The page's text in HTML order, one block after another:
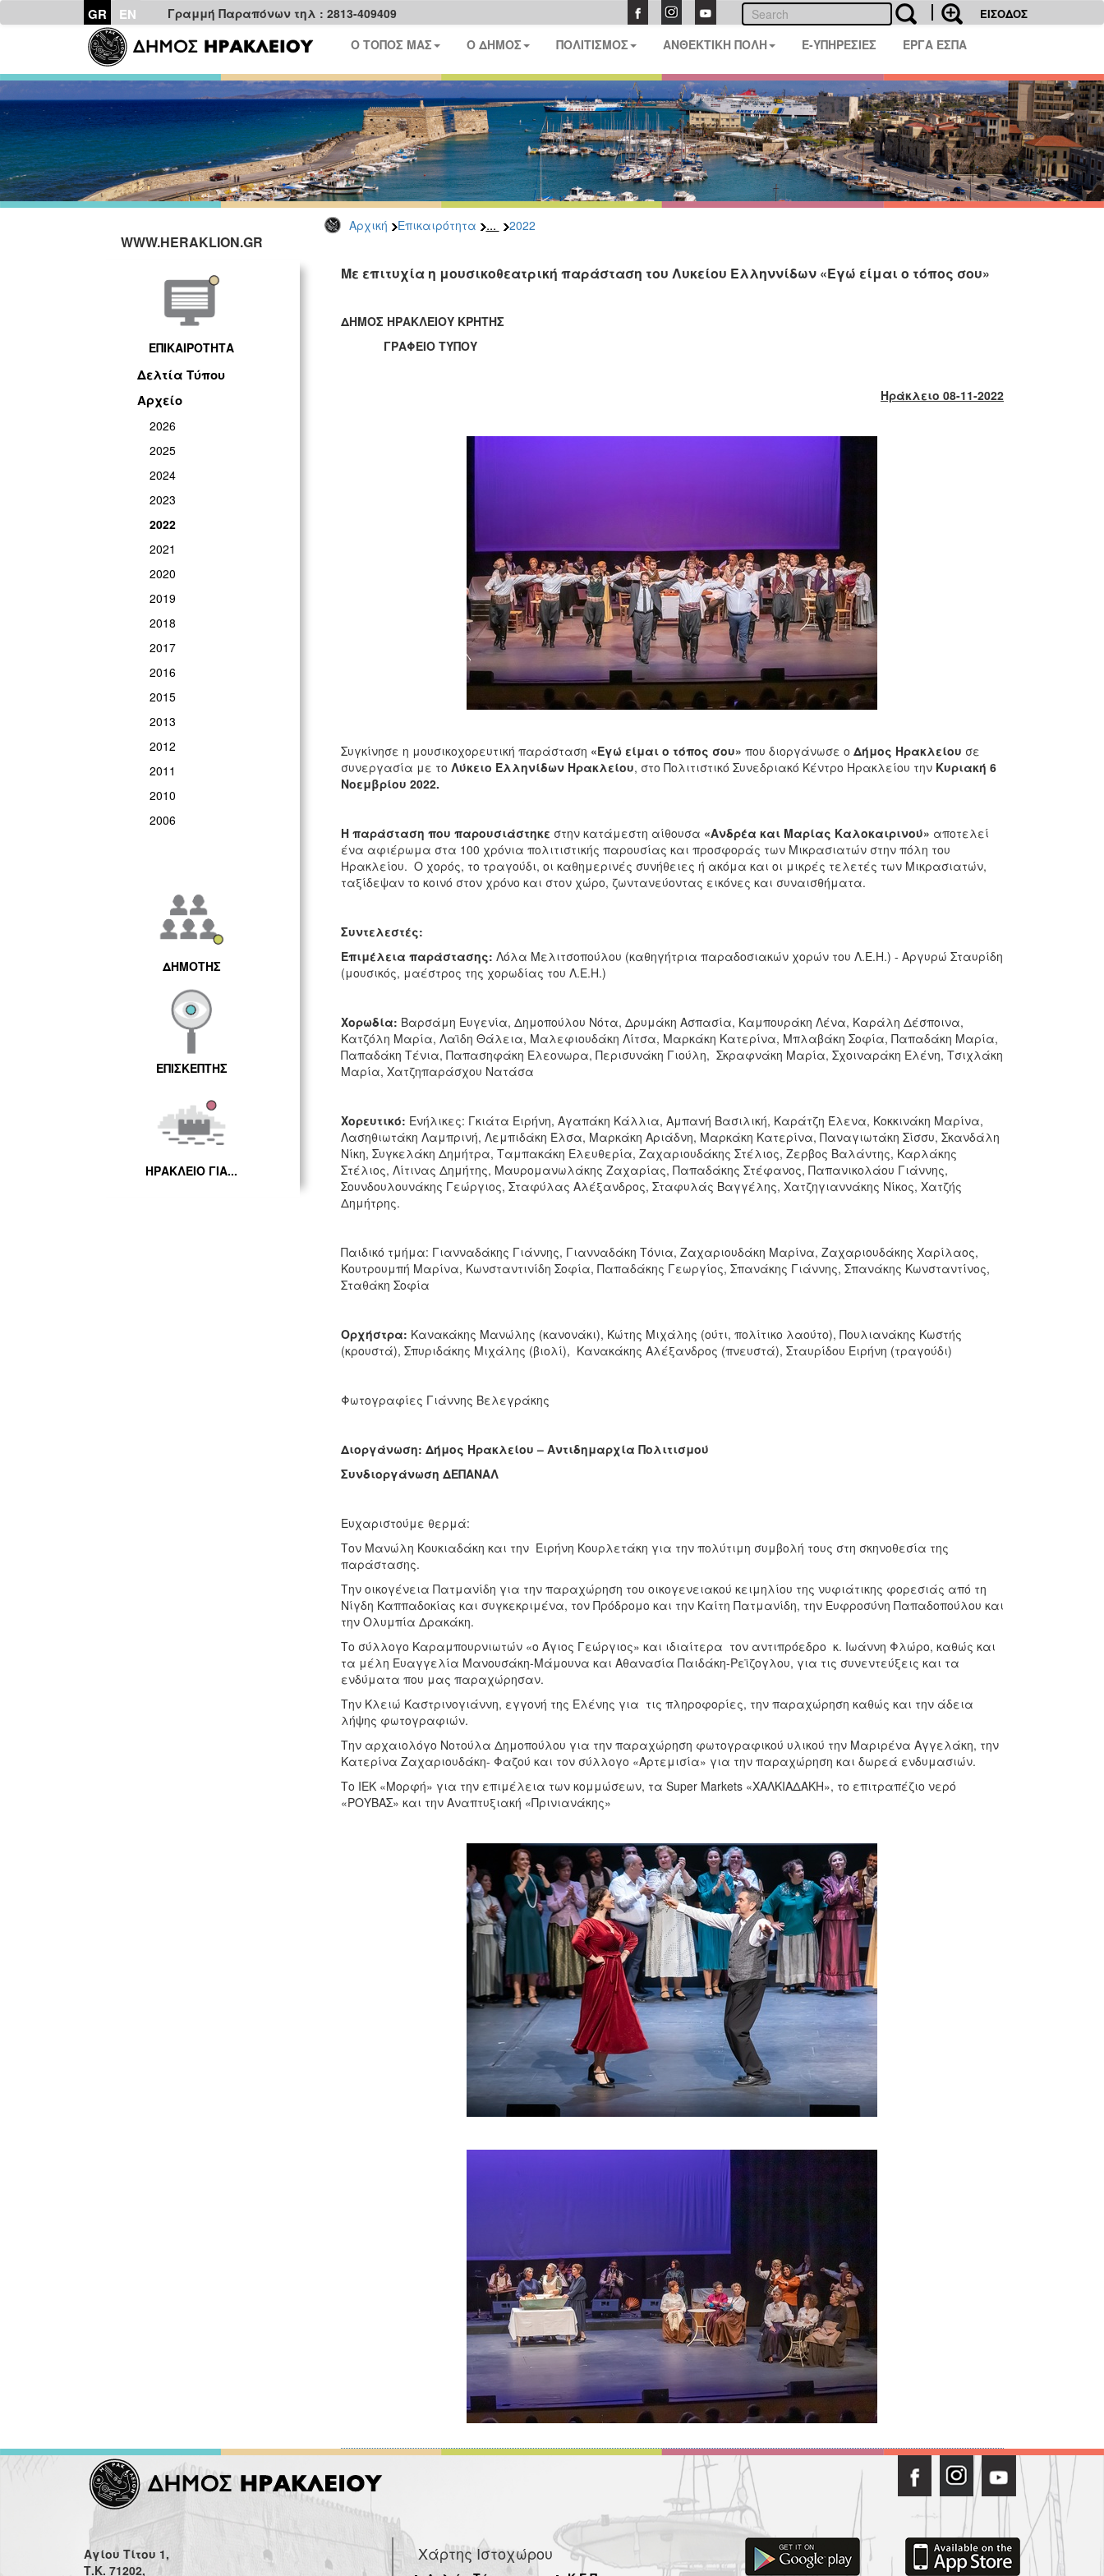
GR EN Γραμμή Παραπόνων τηλ : 2813-409409 ΕΙΣΟΔΟΣ
Ο ΤΟΠΟΣ ΜΑΣ Ο ΔΗΜΟΣ ΠΟΛΙΤΙΣΜΟΣ ΑΝΘΕΚΤΙΚΗ ΠΟΛΗ E-ΥΠΗΡΕΣΙΕΣ ΕΡΓΑ ΕΣΠΑ
Αρχική Επικαιρότητα ... 2022
WWW.HERAKLION.GR
ΕΠΙΚΑΙΡΟΤΗΤΑ
Δελτία Τύπου
Αρχείο
2026
2025
2024
2023
2022
2021
2020
2019
2018
2017
2016
2015
2013
2012
2011
2010
2006
ΔΗΜΟΤΗΣ
ΕΠΙΣΚΕΠΤΗΣ
ΗΡΑΚΛΕΙΟ ΓΙΑ...
Με επιτυχία η μουσικοθεατρική παράσταση του Λυκείου Ελληννίδων «Εγώ είμαι ο τόπος σου»
ΔΗΜΟΣ ΗΡΑΚΛΕΙΟΥ ΚΡΗΤΗΣ
ΓΡΑΦΕΙΟ ΤΥΠΟΥ
Ηράκλειο 08-11-2022
Συγκίνησε η μουσικοχορευτική παράσταση «Εγώ είμαι ο τόπος σου» που διοργάνωσε ο Δήμος Ηρακλείου σε
συνεργασία με το Λύκειο Ελληνίδων Ηρακλείου, στο Πολιτιστικό Συνεδριακό Κέντρο Ηρακλείου την Κυριακή 6
Νοεμβρίου 2022.
Η παράσταση που παρουσιάστηκε στην κατάμεστη αίθουσα «Ανδρέα και Μαρίας Καλοκαιρινού» αποτελεί
ένα αφιέρωμα στα 100 χρόνια πολιτιστικής παρουσίας και προσφοράς των Μικρασιατών στην πόλη του
Ηρακλείου. Ο χορός, το τραγούδι, οι καθημερινές συνήθειες ή ακόμα και οι μικρές τελετές των Μικρασιατών,
ταξίδεψαν το κοινό στον χρόνο και στον χώρο, ζωντανεύοντας εικόνες και συναισθήματα.
Συντελεστές:
Επιμέλεια παράστασης: Λόλα Μελιτσοπούλου (καθηγήτρια παραδοσιακών χορών του Λ.Ε.Η.) - Αργυρώ Σταυρίδη
(μουσικός, μαέστρος της χορωδίας του Λ.Ε.Η.)
Χορωδία: Βαρσάμη Ευγενία, Δημοπούλου Νότα, Δρυμάκη Ασπασία, Καμπουράκη Λένα, Καράλη Δέσποινα,
Κατζόλη Μαρία, Λαϊδη Θάλεια, Μαλεφιουδάκη Λίτσα, Μαρκάκη Κατερίνα, Μπλαβάκη Σοφία, Παπαδάκη Μαρία,
Παπαδάκη Τένια, Παπασηφάκη Ελεονωρα, Περισυνάκη Γιούλη, Σκραφνάκη Μαρία, Σχοιναράκη Ελένη, Τσιχλάκη
Μαρία, Χατζηπαράσχου Νατάσα
Χορευτικό: Ενήλικες: Γκιάτα Ειρήνη, Αγαπάκη Κάλλια, Αμπανή Βασιλική, Καράτζη Έλενα, Κοκκινάκη Μαρίνα,
Λασηθιωτάκη Λαμπρινή, Λεμπιδάκη Έλσα, Μαρκάκη Αριάδνη, Μαρκάκη Κατερίνα, Παναγιωτάκη Σίσσυ, Σκανδάλη
Νίκη, Συγκελάκη Δημήτρα, Ταμπακάκη Ελευθερία, Ζαχαριουδάκης Στέλιος, Ζερβος Βαλάντης, Καρλάκης
Στέλιος, Λίτινας Δημήτης, Μαυρομανωλάκης Ζαχαρίας, Παπαδάκης Στέφανος, Παπανικολάου Γιάννης,
Σουνδουλουνάκης Γεώργιος, Σταφύλας Αλέξανδρος, Σταφυλάς Βαγγέλης, Χατζηγιαννάκης Νίκος, Χατζής
Δημήτρης.
Παιδικό τμήμα: Γιανναδάκης Γιάννης, Γιανναδάκη Τόνια, Ζαχαριουδάκη Μαρίνα, Ζαχαριουδάκης Χαρίλαος,
Κουτρουμπή Μαρίνα, Κωνσταντινίδη Σοφία, Παπαδάκης Γεωργίος, Σπανάκης Γιάννης, Σπανάκης Κωνσταντίνος,
Σταθάκη Σοφία
Ορχήστρα: Κανακάκης Μανώλης (κανονάκι), Κώτης Μιχάλης (ούτι, πολίτικο λαούτο), Πουλιανάκης Κωστής
(κρουστά), Σπυριδάκης Μιχάλης (βιολί), Κανακάκης Αλέξανδρος (πνευστά), Σταυρίδου Ειρήνη (τραγούδι)
Φωτογραφίες Γιάννης Βελεγράκης
Διοργάνωση: Δήμος Ηρακλείου – Αντιδημαρχία Πολιτισμού
Συνδιοργάνωση ΔΕΠΑΝΑΛ
Ευχαριστούμε θερμά:
Τον Μανώλη Κουκιαδάκη και την Ειρήνη Κουρλετάκη για την πολύτιμη συμβολή τους στη σκηνοθεσία της
παράστασης.
Την οικογένεια Πατμανίδη για την παραχώρηση του οικογενειακού κειμηλίου της νυφιάτικης φορεσιάς από τη
Νίγδη Καππαδοκίας και συγκεκριμένα, τον Πρόδρομο και την Καίτη Πατμανίδη, την Ευφροσύνη Παπαδοπούλου και
την Ολυμπία Δρακάκη.
Tο σύλλογο Καραμπουρνιωτών «ο Άγιος Γεώργιος» και ιδιαίτερα τον αντιπρόεδρο κ. Ιωάννη Φλώρο, καθώς και
τα μέλη Ευαγγελία Μανουσάκη-Μάμουνα και Αθανασία Παιδάκη-Ρεϊζογλου, για τις συνεντεύξεις και τα
ενδύματα που μας παραχώρησαν.
Την Κλειώ Καστρινογιάννη, εγγονή της Ελένης για τις πληροφορίες, την παραχώρηση καθώς και την άδεια
λήψης φωτογραφιών.
Την αρχαιολόγο Νοτούλα Δημοπούλου για την παραχώρηση φωτογραφικού υλικού την Μαριρένα Αγγελάκη, την
Κατερίνα Ζαχαριουδάκη- Φαζού και τον σύλλογο «Αρτεμισία» για την παραχώρηση και δωρεά ενδυμασιών.
Το ΙΕΚ «Μορφή» για την επιμέλεια των κομμώσεων, τα Super Markets «ΧΑΛΚΙΑΔΑΚΗ», το επιτραπέζιο νερό
«ΡΟΥΒΑΣ» και την Αναπτυξιακή «Πρινιανάκης»
Αγίου Τίτου 1,
Τ.Κ. 71202,
Χάρτης Ιστοχώρου